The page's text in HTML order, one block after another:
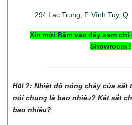
294Lạc Trung, P. Vĩnh Tuy, Q.
Xin mời Bấm vào đây xem
Showroom !
Hỏi ?: Nhiệt độ nóng chảy của sắt
nói chung là bao nhiêu? Két sắt
bao nhiêu?